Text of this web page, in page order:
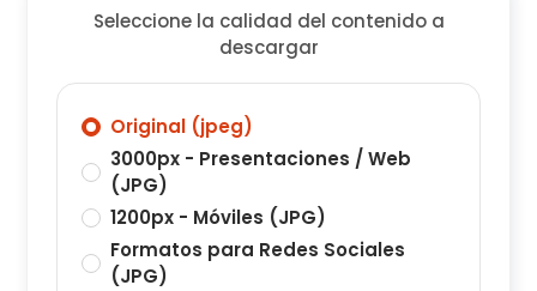
Seleccione la calidad del contenido a
descargar
Original (jpeg)
3000px - Presentaciones / Web
(JPG)
1200px - Móviles (JPG)
Formatos para Redes Sociales
(JPG)